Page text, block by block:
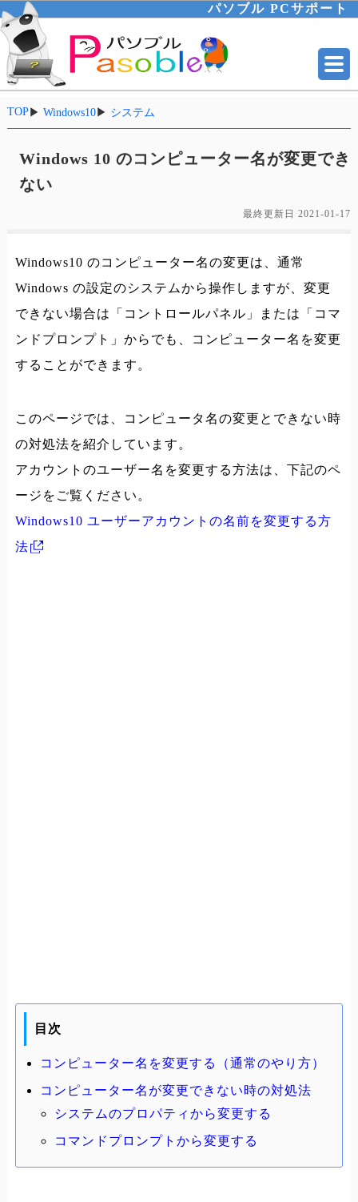
パソブル PCサポート
TOP▶ Windows10▶ システム
Windows 10 のコンピューター名が変更でき
ない
最終更新日2021-01-17
Windows10 のコンピューター名の変更は、通常
Windows の設定のシステムから操作しますが、変更
できない場合は「コントロールパネル」または「コマ
ンドプロンプト」からでも、コンピューター名を変更
することができます。
このページでは、コンピュータ名の変更とできない時
の対処法を紹介しています。
アカウントのユーザー名を変更する方法は、下記のペ
ージをご覧ください。
Windows10 ユーザーアカウントの名前を変更する方
法
目次
コンピューター名を変更する（通常のやり方）
コンピューター名が変更できない時の対処法
システムのプロパティから変更する
コマンドプロンプトから変更する